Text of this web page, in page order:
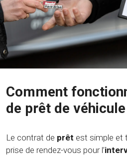
Comment
de prêt de véhicule
Le contrat de prêt est simple et
prise de rendez-vous pour l’